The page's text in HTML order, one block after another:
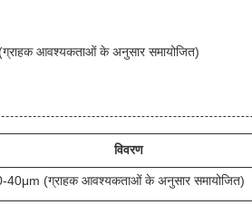
आवश्यकताओं के अनुसार समायोजित)
विवरण
40μm (ग्राहक आवश्यकताओं के अनुसार समायोजित)